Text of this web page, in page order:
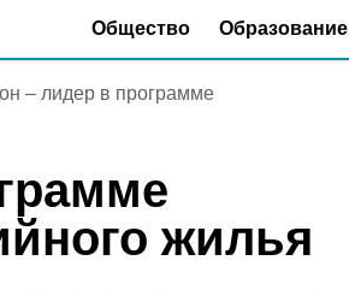
Общество Образование
– лидер в программе
жилья